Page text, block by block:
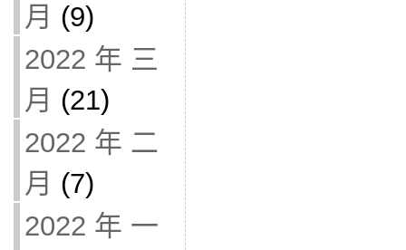
月 (9)
2022 年 三
月 (21)
2022 年 二
月 (7)
2022 年 一